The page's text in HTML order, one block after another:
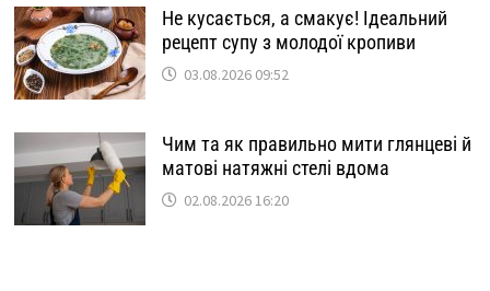
Не кусається, а смакує! Ідеальний
рецепт супу з молодої кропиви
03.08.2026 09:52
Чим та як правильно мити глянцеві й
матові натяжні стелі вдома
02.08.2026 16:20